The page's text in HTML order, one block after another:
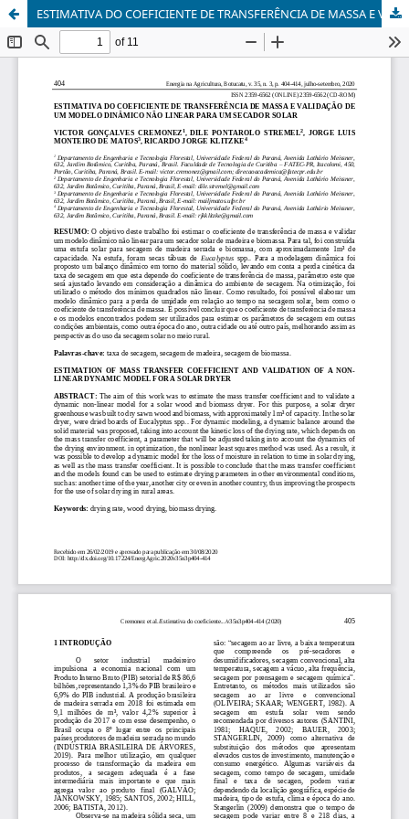
ESTIMATIVA DO COEFICIENTE DE TRANSFERÊNCIA DE MASSA E VALIDAÇÃO DE UM MODELO DINÂMICO NÃO LINEAR PARA UM SECADOR SOLAR